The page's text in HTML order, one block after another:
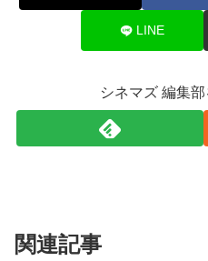
LINE
シネマズ 編集
関連記事